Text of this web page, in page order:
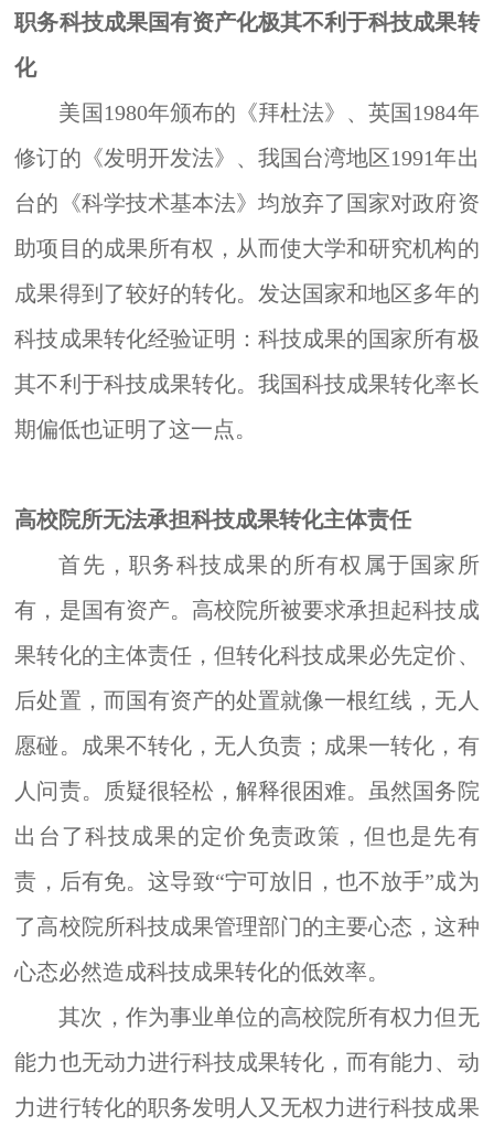
职务科技成果国有资产化极其不利于科技成果转
化
美国 1980年颁布的《拜杜法》、英国1984年
修订的《发明开发法》、我国台湾地区1991年出
台的《科学技术基本法》均放弃了国家对政府资
助项目的成果所有权，从而使大学和研究机构的
成果得到了较好的转化。发达国家和地区多年的
科技成果转化经验证明：科技成果的国家所有极
其不利于科技成果转化。我国科技成果转化率长
期偏低也证明了这一点。
高校院所无法承担科技成果转化主体责任
首先，职务科技成果的所有权属于国家所
有，是国有资产。高校院所被要求承担起科技成
果转化的主体责任，但转化科技成果必先定价、
后处置，而国有资产的处置就像一根红线，无人
愿碰。成果不转化，无人负责；成果一转化，有
人问责。质疑很轻松，解释很困难。虽然国务院
出台了科技成果的定价免责政策，但也是先有
责，后有免。这导致“宁可放旧，也不放手”成为
了高校院所科技成果管理部门的主要心态，这种
心态必然造成科技成果转化的低效率。
其次，作为事业单位的高校院所有权力但无
能力也无动力进行科技成果转化，而有能力、动
力进行转化的职务发明人又无权力进行科技成果